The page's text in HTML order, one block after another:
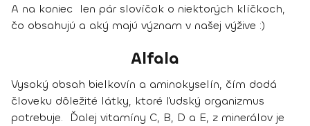
A na koniec len pár slovíčok o niektorých klíčkoch,
čo obsahujú a aký majú význam v našej výžive :)
Alfala
Vysoký obsah bielkovín a aminokyselín, čím dodá
človeku dôležité látky, ktoré ľudský organizmus
potrebuje. Ďalej vitamíny C, B, D a E, z minerálov je